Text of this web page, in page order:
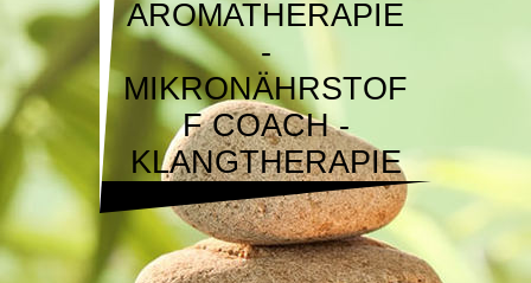
AROMATHERAPIE
-
MIKRONÄHRSTOF
F COACH -
KLANGTHERAPIE